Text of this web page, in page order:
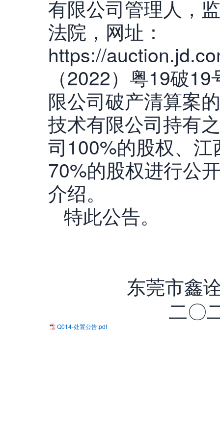
有限公司管理人，
法院，网址：
https://
（2022）粤19破
限公司破产清算案
技术有限公司持有
司100%的股权、
70%的股权进行公
介绍。
特此公告。
东莞市鑫
二
Q014-处置公告.pdf